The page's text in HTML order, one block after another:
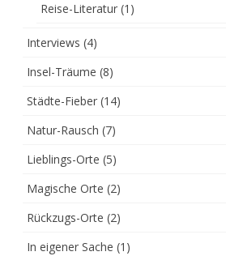
Reise-Literatur (1)
Interviews (4)
Insel-Träume (8)
Städte-Fieber (14)
Natur-Rausch (7)
Lieblings-Orte (5)
Magische Orte (2)
Rückzugs-Orte (2)
In eigener Sache (1)